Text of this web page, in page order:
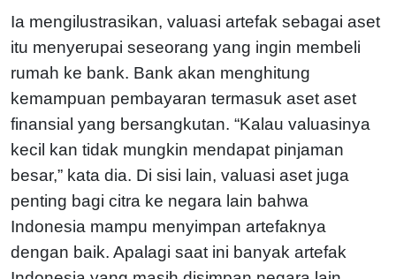
Ia mengilustrasikan, valuasi artefak sebagai aset
itu menyerupai seseorang yang ingin membeli
rumah ke bank. Bank akan menghitung
kemampuan pembayaran termasuk aset aset
finansial yang bersangkutan. “Kalau valuasinya
kecil kan tidak mungkin mendapat pinjaman
besar,” kata dia. Di sisi lain, valuasi aset juga
penting bagi citra ke negara lain bahwa
Indonesia mampu menyimpan artefaknya
dengan baik. Apalagi saat ini banyak artefak